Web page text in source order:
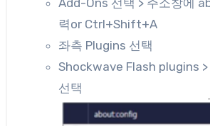
Add-Ons 선택 > 주소창에
력or Ctrl+Shift+A
좌측 Plugins 선택
Shockwave Flash plugins
선택